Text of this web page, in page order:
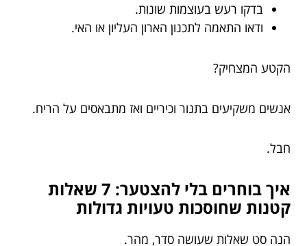
בדקו רעש בעוצמות שונות.
ודאו התאמה לתכנון הארון העליון או האי.
הקטע המצחיק?
אנשים משקיעים בתנור וכיריים ואז מתבאסים על הריח.
חבל.
איך בוחרים בלי להצטער: 7 שאלות
קטנות שחוסכות טעויות גדולות
הנה סט שאלות שעושה סדר, מהר.